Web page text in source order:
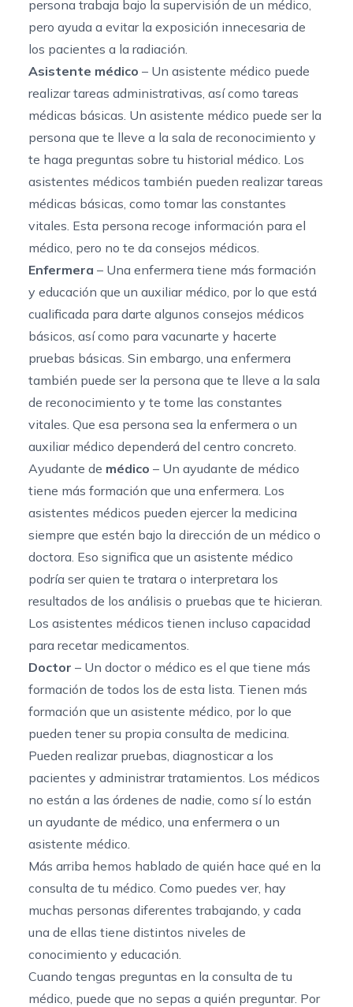
persona trabaja bajo la supervisión de un médico,
pero ayuda a evitar la exposición innecesaria de
los pacientes a la radiación.
Asistente médico – Un asistente médico puede
realizar tareas administrativas, así como tareas
médicas básicas. Un asistente médico puede ser la
persona que te lleve a la sala de reconocimiento y
te haga preguntas sobre tu historial médico. Los
asistentes médicos también pueden realizar tareas
médicas básicas, como tomar las constantes
vitales. Esta persona recoge información para el
médico, pero no te da consejos médicos.
Enfermera – Una enfermera tiene más formación
y educación que un auxiliar médico, por lo que está
cualificada para darte algunos consejos médicos
básicos, así como para vacunarte y hacerte
pruebas básicas. Sin embargo, una enfermera
también puede ser la persona que te lleve a la sala
de reconocimiento y te tome las constantes
vitales. Que esa persona sea la enfermera o un
auxiliar médico dependerá del centro concreto.
Ayudante de médico – Un ayudante de médico
tiene más formación que una enfermera. Los
asistentes médicos pueden ejercer la medicina
siempre que estén bajo la dirección de un médico o
doctora. Eso significa que un asistente médico
podría ser quien te tratara o interpretara los
resultados de los análisis o pruebas que te hicieran.
Los asistentes médicos tienen incluso capacidad
para recetar medicamentos.
Doctor – Un doctor o médico es el que tiene más
formación de todos los de esta lista. Tienen más
formación que un asistente médico, por lo que
pueden tener su propia consulta de medicina.
Pueden realizar pruebas, diagnosticar a los
pacientes y administrar tratamientos. Los médicos
no están a las órdenes de nadie, como sí lo están
un ayudante de médico, una enfermera o un
asistente médico.
Más arriba hemos hablado de quién hace qué en la
consulta de tu médico. Como puedes ver, hay
muchas personas diferentes trabajando, y cada
una de ellas tiene distintos niveles de
conocimiento y educación.
Cuando tengas preguntas en la consulta de tu
médico, puede que no sepas a quién preguntar. Por